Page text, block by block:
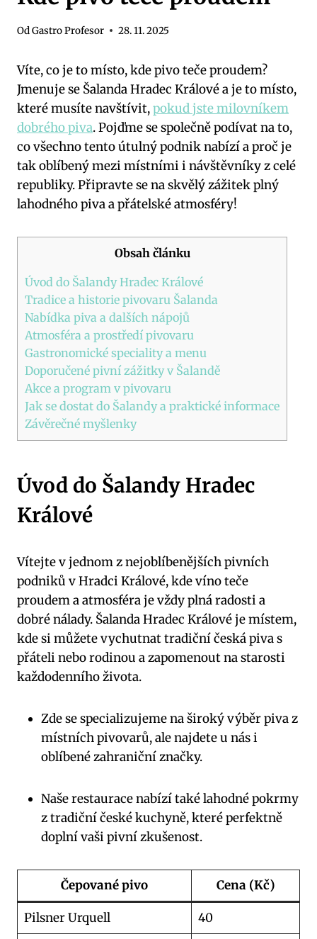
OdGastro Profesor 28. 11. 2025
Víte, co je to místo, kde pivo teče proudem?
Jmenuje se Šalanda Hradec Králové a je to místo,
které musíte navštívit,pokud jste milovníkem
dobrého piva. Pojďme se společně podívat na to,
co všechno tento útulný podnik nabízí a proč je
tak oblíbený mezi místními i návštěvníky z celé
republiky. Připravte se na skvělý zážitek plný
lahodného piva a přátelské atmosféry!
Obsah článku
Úvod do Šalandy Hradec Králové
Tradice a historie pivovaru Šalanda
Nabídka piva a dalších nápojů
Atmosféra a prostředí pivovaru
Gastronomické speciality a menu
Doporučené pivní zážitky v Šalandě
Akce a program v pivovaru
Jak se dostat do Šalandy a praktické informace
Závěrečné myšlenky
Úvod do Šalandy Hradec
Králové
Vítejte v jednom z nejoblíbenějších pivních
podniků v Hradci Králové, kde víno teče
proudem a atmosféra je vždy plná radosti a
dobré nálady. Šalanda Hradec Králové je místem,
kde si můžete vychutnat tradiční česká piva s
přáteli nebo rodinou a zapomenout na starosti
každodenního života.
Zde se specializujeme na široký výběr piva z
místních pivovarů, ale najdete u nás i
oblíbené zahraniční značky.
Naše restaurace nabízí také lahodné pokrmy
z tradiční české kuchyně, které perfektně
doplní vaši pivní zkušenost.
Čepované pivo Cena (Kč)
Pilsner Urquell
40